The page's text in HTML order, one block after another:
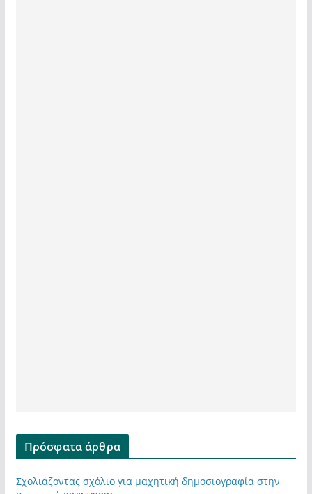
Πρόσφατα άρθρα
Σχολιάζοντας σχόλιο για μαχητική δημοσιογραφία στην